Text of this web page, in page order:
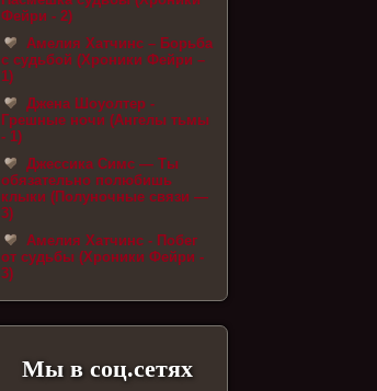
Фейри - 2)
Амелия Хатчинс – Борьба
с судьбой (Хроники Фейри –
1)
Джена Шоуолтер -
Грешные ночи (Ангелы тьмы
- 1)
Джессика Симс — Ты
обязательно полюбишь
клыки (Полуночные связи —
3)
Амелия Хатчинс - Побег
от судьбы (Хроники Фейри -
3)
Мы в соц.сетях